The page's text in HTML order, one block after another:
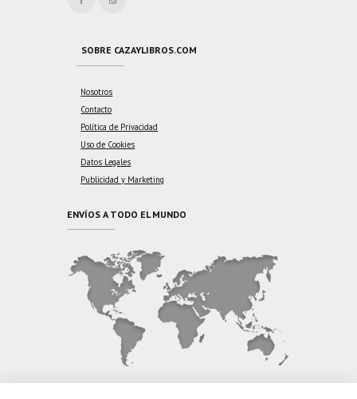
SOBRE CAZAYLIBROS.COM
Nosotros
Contacto
Política de Privacidad
Uso de Cookies
Datos Legales
Publicidad y Marketing
ENVÍOS A TODO EL MUNDO